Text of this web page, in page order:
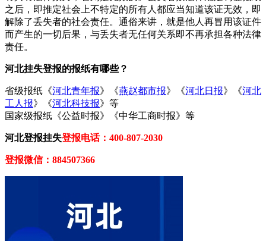
之后，即推定社会上不特定的所有人都应当知道该证无效，即
解除了丢失者的社会责任。通俗来讲，就是他人再冒用该证件
而产生的一切后果，与丢失者无任何关系即不再承担各种法律
责任。
河北挂失登报的报纸有哪些？
省级报纸《河北青年报》《燕赵都市报》《河北日报》《河北
工人报》《河北科技报》等
国家级报纸《公益时报》《中华工商时报》等
河北登报挂失登报电话：400-807-2030
登报微信：884507366